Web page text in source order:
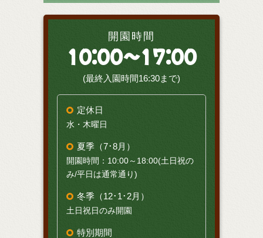
開園時間
10:00～17:00
(最終入園時間16:30まで)
定休日
水・木曜日
夏季（7･8月）
開園時間：10:00～18:00(土日祝の
み/平日は通常通り)
冬季（12･1･2月）
土日祝日のみ開園
特別期間